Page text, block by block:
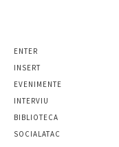
ENTER
INSERT
EVENIMENTE
INTERVIU
BIBLIOTECA
SOCIALATAC